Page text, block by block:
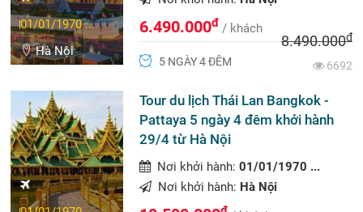
01/01/1970 ...
Hà Nội
6.490.000đ / khách
8.490.000đ
5 NGÀY 4 ĐÊM
6692
Tour du lịch Thái Lan Bangkok -
Pattaya 5 ngày 4 đêm khởi hành
29/4 từ Hà Nội
Nơi khởi hành:01/01/1970 ...
Nơi khởi hành: Hà Nội